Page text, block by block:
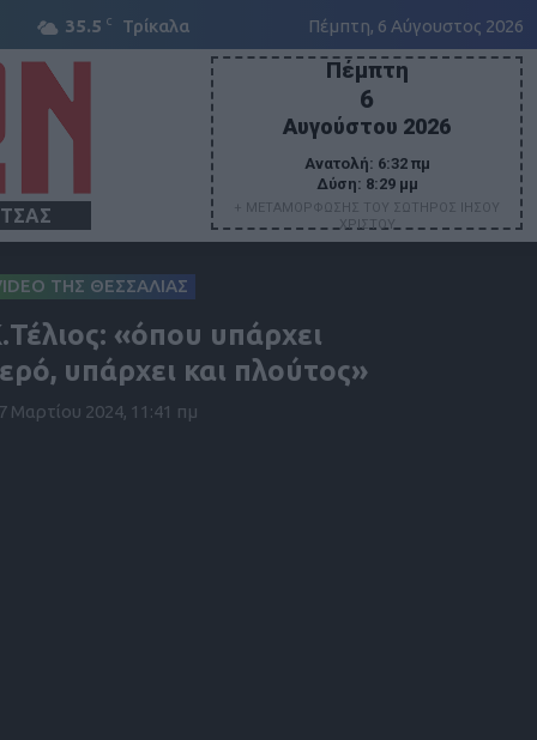
35.5 C Τρίκαλα Πέμπτη, 6 Αύγουστος 2026
Πέμπτη
6
Αυγούστου 2026
Ανατολή: 6:32 πμ
Δύση: 8:29 μμ
+ ΜΕΤΑΜΟΡΦΩΣΗΣ ΤΟΥ ΣΩΤΗΡΟΣ ΙΗΣΟΥ
ΧΡΙΣΤΟΥ
ΤΗΣ ΘΕΣΣΑΛΙΑΣ
«όπου υπάρχει
υπάρχει και πλούτος»
Μαρτίου 2024, 11:41 πμ